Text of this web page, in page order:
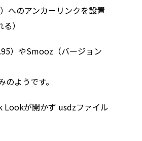
へのアンカーリンクを設置
）
）やSmooz（バージョン
ようです。
Lookが開かず usdzファイル